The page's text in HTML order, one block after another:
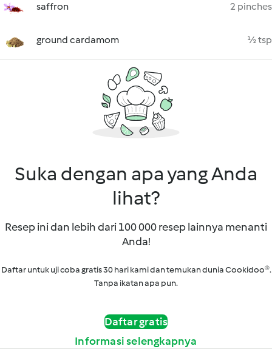
saffron 2 pinches
ground cardamom ½ tsp
Suka dengan apa yang Anda
lihat?
Resep ini dan lebih dari 100 000 resep lainnya menanti
Anda!
Daftar untuk uji coba gratis 30 hari kami dan temukan dunia Cookidoo®.
Tanpa ikatan apa pun.
Daftar gratis
Informasi selengkapnya